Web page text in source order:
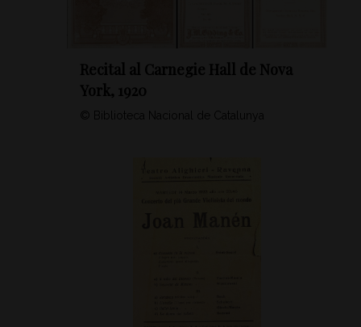
Recital al Carnegie Hall de Nova
York, 1920
© Biblioteca Nacional de Catalunya